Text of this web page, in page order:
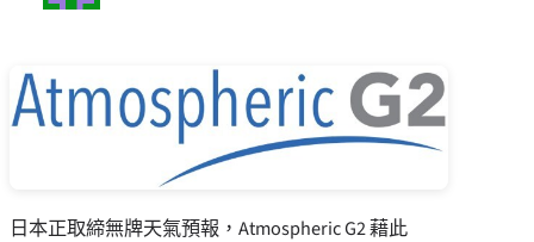
日本正取締無牌天氣預報，Atmospheric G2 藉此